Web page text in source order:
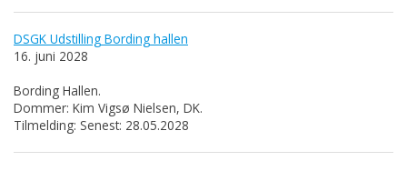
DSGK Udstilling Bording hallen
16. juni 2028
Bording Hallen.
Dommer: Kim Vigsø Nielsen, DK.
Tilmelding: Senest: 28.05.2028